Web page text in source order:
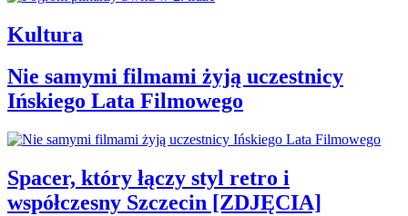
Kultura
Nie samymi filmami żyją uczestnicy
Ińskiego Lata Filmowego
Spacer, który łączy styl retro i
współczesny Szczecin [ZDJĘCIA]